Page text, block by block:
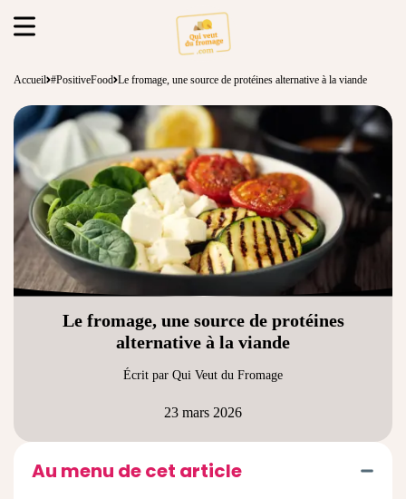
Accueil #PositiveFood Le fromage, une source de protéines alternative à la viande
Le fromage, une source de protéines
alternative à la viande
Écrit par Qui Veut du Fromage
23 mars 2026
Au menu de cet article